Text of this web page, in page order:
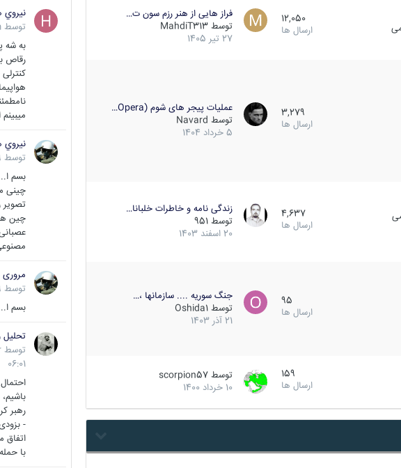
12,050
ارسال ها
فراز هایی از هنر رزم سون ت…
توسط MahdiT313
27 تیر 1405
3,279
ارسال ها
عملیات پیجر های شوم (Opera…
توسط Navard
5 خرداد 1404
4,637
ارسال ها
زندگی نامه و خاطرات خلبانا…
توسط 951
20 اسفند 1403
95
ارسال ها
جنگ سوریه .... سازمانها ،…
توسط Oshida1
21 آذر 1403
159
ارسال ها
توسط scorpion57
10 خرداد 1400
توسط
به شه
رقاص
توسط
چینی
چین
مروری
توسط
بسم
توسط
06:01
رهبر
-
اتفاق
با